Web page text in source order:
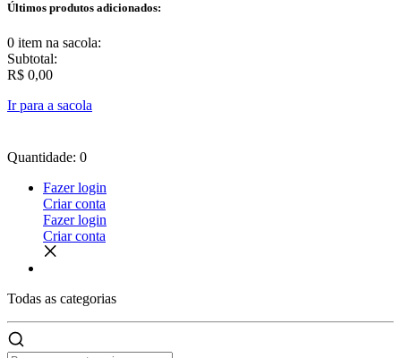
Últimos produtos adicionados:
0 item na sacola:
Subtotal:
R$ 0,00
Ir para a sacola
Quantidade: 0
Fazer login
Criar conta
Fazer login
Criar conta
Todas as categorias